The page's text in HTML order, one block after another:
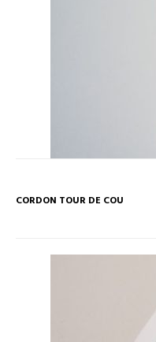
CORDON TOUR DE COU